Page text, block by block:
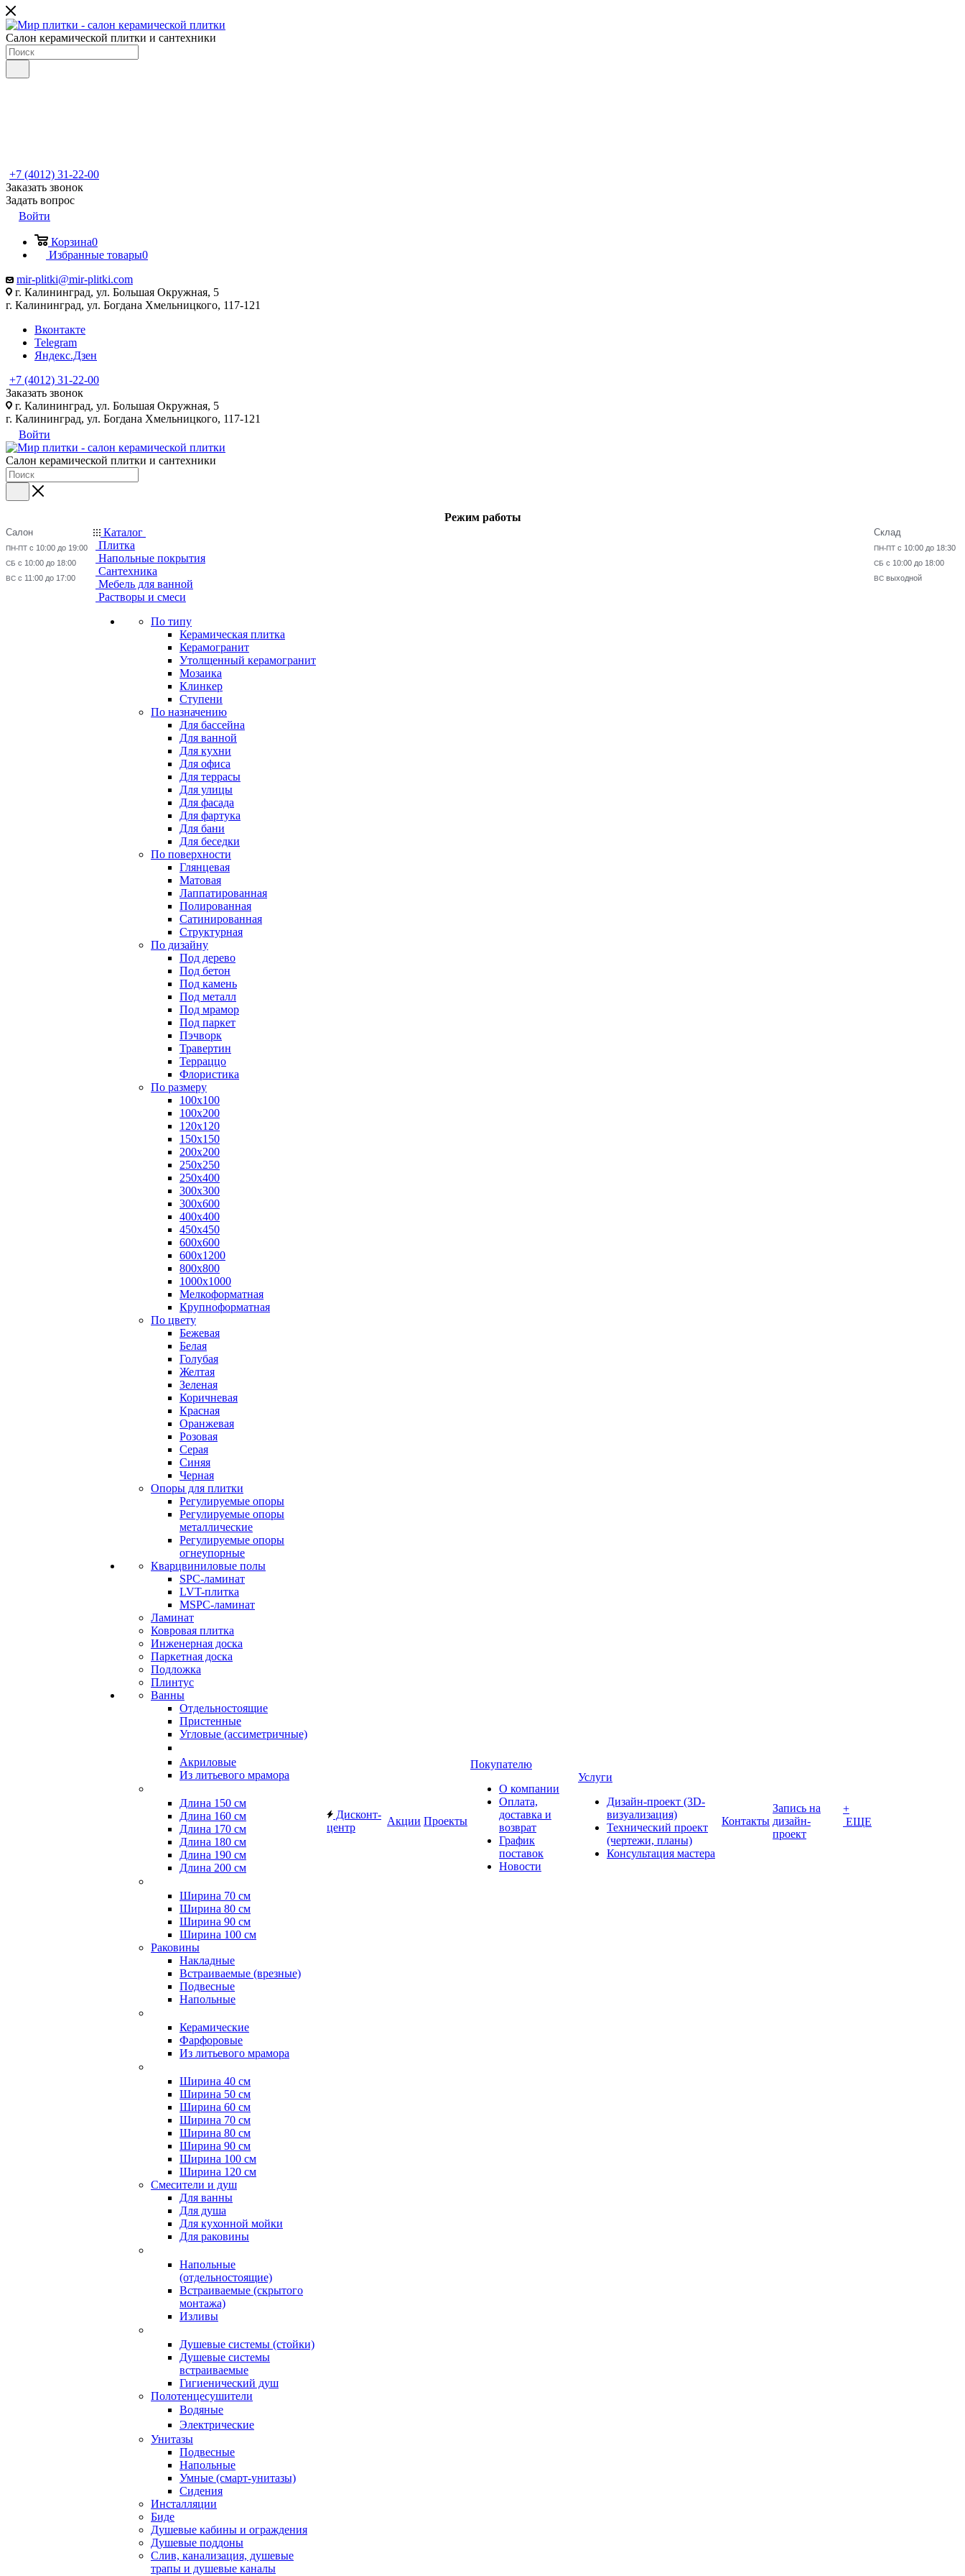
Салон керамической плитки и сантехники
+7 (4012) 31-22-00
Заказать звонок
Задать вопрос
Войти
Корзина0
Избранные товары0
mir-plitki@mir-plitki.com
г. Калининград, ул. Большая Окружная, 5
г. Калининград, ул. Богдана Хмельницкого, 117-121
Вконтакте
Telegram
Яндекс.Дзен
+7 (4012) 31-22-00
Заказать звонок
г. Калининград, ул. Большая Окружная, 5
г. Калининград, ул. Богдана Хмельницкого, 117-121
Войти
Салон керамической плитки и сантехники
Режим работы
Салон
ПН-ПТ с 10:00 до 19:00
СБ с 10:00 до 18:00
ВС с 11:00 до 17:00
Склад
ПН-ПТ с 10:00 до 18:30
СБ с 10:00 до 18:00
ВС выходной
Каталог
Плитка
Напольные покрытия
Сантехника
Мебель для ванной
Растворы и смеси
По типу
Керамическая плитка
Керамогранит
Утолщенный керамогранит
Мозаика
Клинкер
Ступени
По назначению
Для бассейна
Для ванной
Для кухни
Для офиса
Для террасы
Для улицы
Для фасада
Для фартука
Для бани
Для беседки
По поверхности
Глянцевая
Матовая
Лаппатированная
Полированная
Сатинированная
Структурная
По дизайну
Под дерево
Под бетон
Под камень
Под металл
Под мрамор
Под паркет
Пэчворк
Травертин
Терраццо
Флористика
По размеру
100х100
100х200
120х120
150х150
200х200
250х250
250х400
300х300
300х600
400х400
450х450
600х600
600х1200
800х800
1000х1000
Мелкоформатная
Крупноформатная
По цвету
Бежевая
Белая
Голубая
Желтая
Зеленая
Коричневая
Красная
Оранжевая
Розовая
Серая
Синяя
Черная
Опоры для плитки
Регулируемые опоры
Регулируемые опоры
металлические
Регулируемые опоры
огнеупорные
Кварцвиниловые полы
SPC-ламинат
LVT-плитка
MSPC-ламинат
Ламинат
Ковровая плитка
Инженерная доска
Паркетная доска
Подложка
Плинтус
Ванны
Отдельностоящие
Пристенные
Угловые (ассиметричные)
Акриловые
Из литьевого мрамора
Длина 150 см
Длина 160 см
Длина 170 см
Длина 180 см
Длина 190 см
Длина 200 см
Ширина 70 см
Ширина 80 см
Ширина 90 см
Ширина 100 см
Раковины
Накладные
Встраиваемые (врезные)
Подвесные
Напольные
Керамические
Фарфоровые
Из литьевого мрамора
Ширина 40 см
Ширина 50 см
Ширина 60 см
Ширина 70 см
Ширина 80 см
Ширина 90 см
Ширина 100 см
Ширина 120 см
Смесители и душ
Для ванны
Для душа
Для кухонной мойки
Для раковины
Напольные
(отдельностоящие)
Встраиваемые (скрытого
монтажа)
Изливы
Душевые системы (стойки)
Душевые системы
встраиваемые
Гигиенический душ
Полотенцесушители
ㅤВодяные
ㅤЭлектрические
Унитазы
Подвесные
Напольные
Умные (смарт-унитазы)
Сидения
Инсталляции
Биде
Душевые кабины и ограждения
Душевые поддоны
Слив, канализация, душевые
трапы и душевые каналы
Дисконт-
центр
Акции Проекты
Покупателю
О компании
Оплата,
доставка и
возврат
График
поставок
Новости
Услуги
Дизайн-проект (3D-
визуализация)
Технический проект
(чертежи, планы)
Консультация мастера
Контакты
Запись на
дизайн-
проект
+
ЕЩЕ